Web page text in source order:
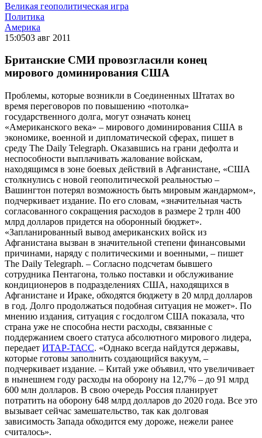
Великая геополитическая игра
Политика
Америка
15:0503 авг 2011
Британские СМИ провозгласили конец
мирового доминирования США
Проблемы, которые возникли в Соединенных Штатах во
время переговоров по повышению «потолка»
государственного долга, могут означать конец
«Американского века» – мирового доминирования США в
экономике, военной и дипломатической сферах, пишет в
среду The Daily Telegraph. Оказавшись на грани дефолта и
неспособности выплачивать жалование войскам,
находящимся в зоне боевых действий в Афганистане, «США
столкнулись с новой геополитической реальностью –
Вашингтон потерял возможность быть мировым жандармом»,
подчеркивает издание. По его словам, «значительная часть
согласованного сокращения расходов в размере 2 трлн 400
млрд долларов придется на оборонный бюджет».
«Запланированный вывод американских войск из
Афганистана вызван в значительной степени финансовыми
причинами, наряду с политическими и военными, – пишет
The Daily Telegraph. – Согласно подсчетам бывшего
сотрудника Пентагона, только поставки и обслуживание
кондиционеров в подразделениях США, находящихся в
Афганистане и Ираке, обходятся бюджету в 20 млрд долларов
в год. Долго продолжаться подобная ситуация не может». По
мнению издания, ситуация с госдолгом США показала, что
страна уже не способна нести расходы, связанные с
поддержанием своего статуса абсолютного мирового лидера,
передает ИТАР-ТАСС. «Однако всегда найдутся державы,
которые готовы заполнить создающийся вакуум, –
подчеркивает издание. – Китай уже объявил, что увеличивает
в нынешнем году расходы на оборону на 12,7% – до 91 млрд
600 млн долларов. В свою очередь Россия планирует
потратить на оборону 648 млрд долларов до 2020 года. Все это
вызывает сейчас замешательство, так как долговая
зависимость Запада обходится ему дороже, нежели ранее
считалось».